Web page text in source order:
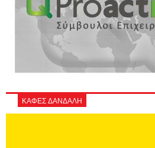
ΚΑΦΕΣ ΔΑΝΔΑΛΗ